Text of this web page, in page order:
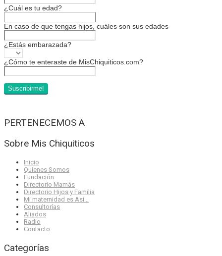
¿Cuál es tu edad?
En caso de que tengas hijos, cuáles son sus edades
¿Estás embarazada?
¿Cómo te enteraste de MisChiquiticos.com?
PERTENECEMOS A
Sobre Mis Chiquiticos
Inicio
Quienes Somos
Fundación
Directorio Mamás
Directorio Hijos y Familia
Mi maternidad es Así…
Consultorías
Aliados
Radio
Contacto
Categorías